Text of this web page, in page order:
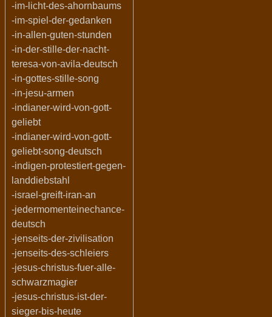
-im-licht-des-ahornbaums
-im-spiel-der-gedanken
-in-allen-guten-stunden
-in-der-stille-der-nacht-
teresa-von-avila-deutsch
-in-gottes-stille-song
-in-jesu-armen
-indianer-wird-von-gott-
geliebt
-indianer-wird-von-gott-
geliebt-song-deutsch
-indigen-protestiert-gegen-
landdiebstahl
-israel-greift-iran-an
-jedermomenteinechance-
deutsch
-jenseits-der-zivilisation
-jenseits-des-schleiers
-jesus-christus-fuer-alle-
schwarzmagier
-jesus-christus-ist-der-
sieger-bis-heute